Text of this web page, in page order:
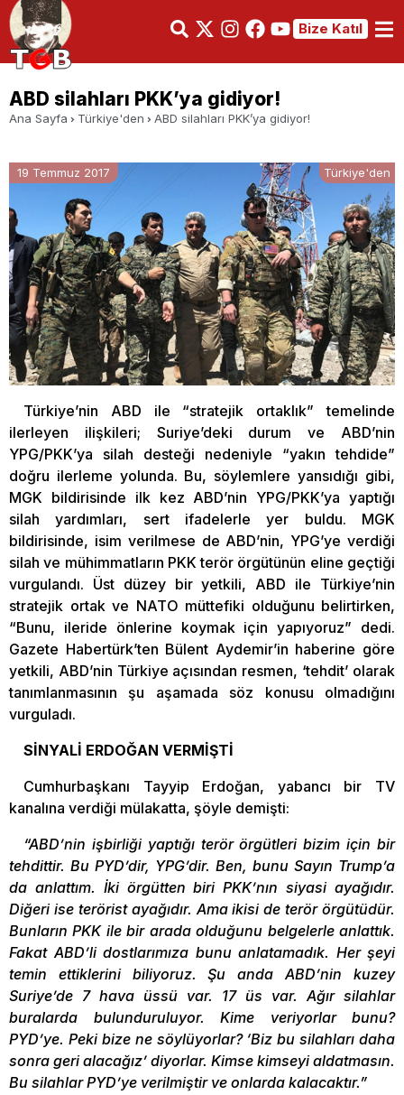
Bize Katıl
ABD silahları PKK’ya gidiyor!
Ana Sayfa Türkiye'den ABD silahları PKK’ya gidiyor!
19 Temmuz 2017 Türkiye'den
Türkiye’nin ABD ile “stratejik ortaklık” temelinde
ilerleyen ilişkileri; Suriye’deki durum ve ABD’nin
YPG/PKK’ya silah desteği nedeniyle “yakın tehdide”
doğru ilerleme yolunda. Bu, söylemlere yansıdığı gibi,
MGK bildirisinde ilk kez ABD’nin YPG/PKK’ya yaptığı
silah yardımları, sert ifadelerle yer buldu. MGK
bildirisinde, isim verilmese de ABD’nin, YPG’ye verdiği
silah ve mühimmatların PKK terör örgütünün eline geçtiği
vurgulandı. Üst düzey bir yetkili, ABD ile Türkiye’nin
stratejik ortak ve NATO müttefiki olduğunu belirtirken,
“Bunu, ileride önlerine koymak için yapıyoruz” dedi.
Gazete Habertürk’ten Bülent Aydemir’in haberine göre
yetkili, ABD’nin Türkiye açısından resmen, ‘tehdit’ olarak
tanımlanmasının şu aşamada söz konusu olmadığını
vurguladı.
SİNYALİ ERDOĞAN VERMİŞTİ
Cumhurbaşkanı Tayyip Erdoğan, yabancı bir TV
kanalına verdiği mülakatta, şöyle demişti:
“ABD’nin işbirliği yaptığı terör örgütleri bizim için bir
tehdittir. Bu PYD’dir, YPG’dir. Ben, bunu Sayın Trump’a
da anlattım. İki örgütten biri PKK’nın siyasi ayağıdır.
Diğeri ise terörist ayağıdır. Ama ikisi de terör örgütüdür.
Bunların PKK ile bir arada olduğunu belgelerle anlattık.
Fakat ABD’li dostlarımıza bunu anlatamadık. Her şeyi
temin ettiklerini biliyoruz. Şu anda ABD’nin kuzey
Suriye’de 7 hava üssü var. 17 üs var. Ağır silahlar
buralarda bulunduruluyor. Kime veriyorlar bunu?
PYD’ye. Peki bize ne söylüyorlar? ‘Biz bu silahları daha
sonra geri alacağız’ diyorlar. Kimse kimseyi aldatmasın.
Bu silahlar PYD’ye verilmiştir ve onlarda kalacaktır.”